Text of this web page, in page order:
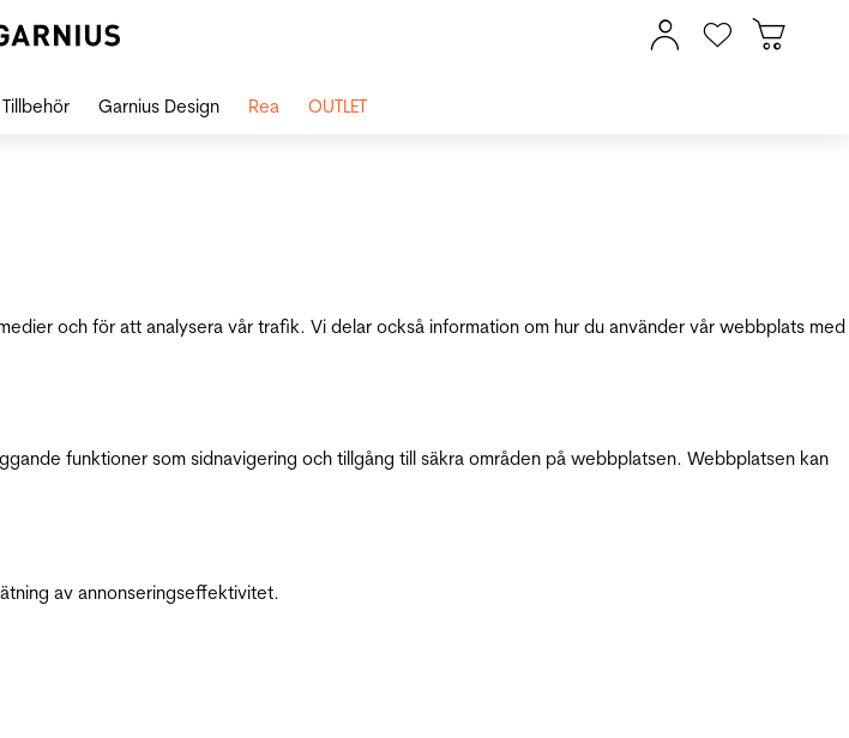
och för att analysera vår trafik. Vi delar också information om hur du använder vår webbplats med
funktioner som sidnavigering och tillgång till säkra områden på webbplatsen. Webbplatsen kan
av annonseringseffektivitet.
Tillbehör Garnius Design Rea OUTLET